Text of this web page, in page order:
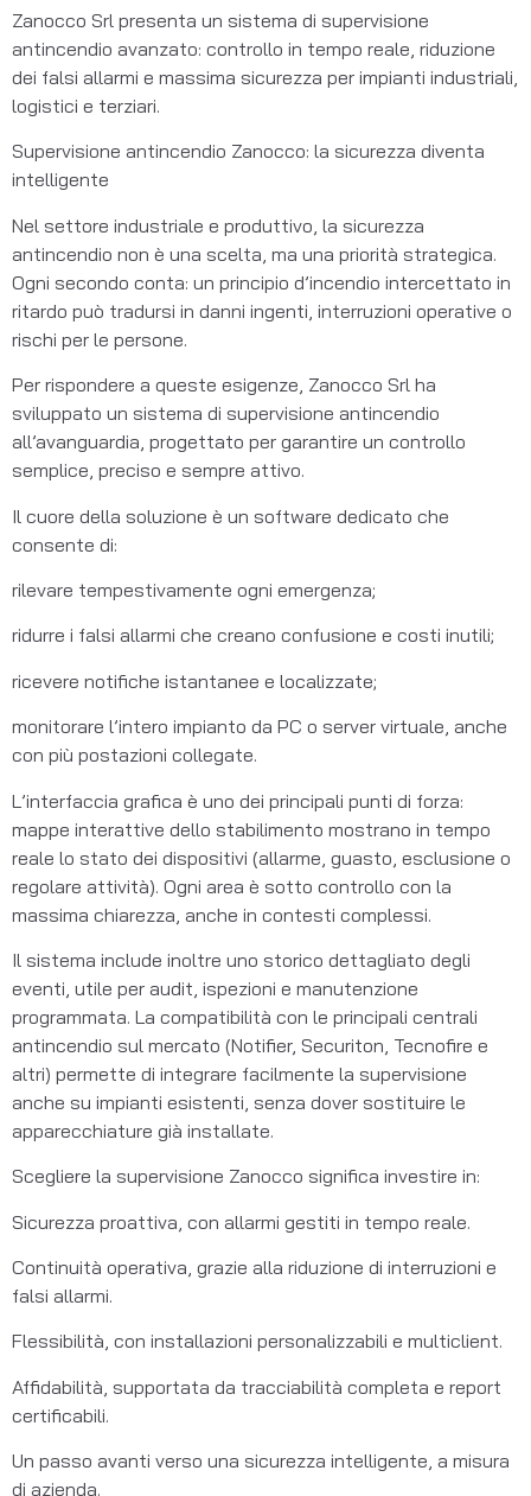
Zanocco Srl presenta un sistema di supervisione
antincendio avanzato: controllo in tempo reale, riduzione
dei falsi allarmi e massima sicurezza per impianti industriali,
logistici e terziari.
Supervisione antincendio Zanocco: la sicurezza diventa
intelligente
Nel settore industriale e produttivo, la sicurezza
antincendio non è una scelta, ma una priorità strategica.
Ogni secondo conta: un principio d’incendio intercettato in
ritardo può tradursi in danni ingenti, interruzioni operative o
rischi per le persone.
Per rispondere a queste esigenze, Zanocco Srl ha
sviluppato un sistema di supervisione antincendio
all’avanguardia, progettato per garantire un controllo
semplice, preciso e sempre attivo.
Il cuore della soluzione è un software dedicato che
consente di:
rilevare tempestivamente ogni emergenza;
ridurre i falsi allarmi che creano confusione e costi inutili;
ricevere notifiche istantanee e localizzate;
monitorare l’intero impianto da PC o server virtuale, anche
con più postazioni collegate.
L’interfaccia grafica è uno dei principali punti di forza:
mappe interattive dello stabilimento mostrano in tempo
reale lo stato dei dispositivi (allarme, guasto, esclusione o
regolare attività). Ogni area è sotto controllo con la
massima chiarezza, anche in contesti complessi.
Il sistema include inoltre uno storico dettagliato degli
eventi, utile per audit, ispezioni e manutenzione
programmata. La compatibilità con le principali centrali
antincendio sul mercato (Notifier, Securiton, Tecnofire e
altri) permette di integrare facilmente la supervisione
anche su impianti esistenti, senza dover sostituire le
apparecchiature già installate.
Scegliere la supervisione Zanocco significa investire in:
Sicurezza proattiva, con allarmi gestiti in tempo reale.
Continuità operativa, grazie alla riduzione di interruzioni e
falsi allarmi.
Flessibilità, con installazioni personalizzabili e multiclient.
Affidabilità, supportata da tracciabilità completa e report
certificabili.
Un passo avanti verso una sicurezza intelligente, a misura
di azienda.